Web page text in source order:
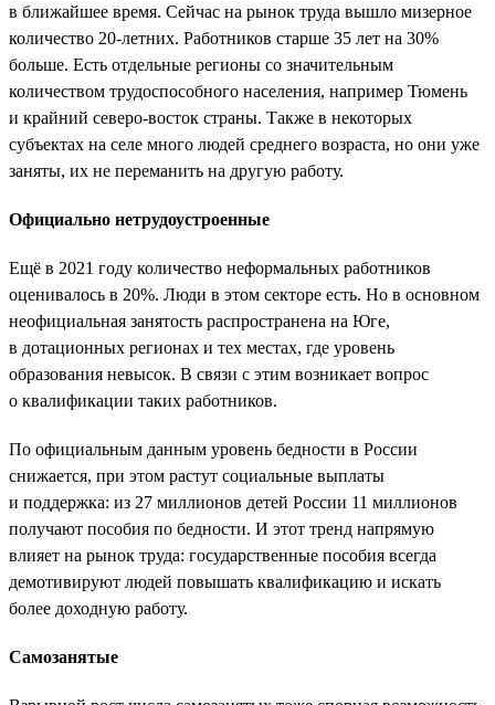
в ближайшее время. Сейчас на рынок труда вышло мизерное
количество 20-летних. Работников старше 35 лет на 30%
больше. Есть отдельные регионы со значительным
количеством трудоспособного населения, например Тюмень
и крайний северо-восток страны. Также в некоторых
субъектах на селе много людей среднего возраста, но они уже
заняты, их не переманить на другую работу.
Официально нетрудоустроенные
Ещё в 2021 году количество неформальных работников
оценивалось в 20%. Люди в этом секторе есть. Но в основном
неофициальная занятость распространена на Юге,
в дотационных регионах и тех местах, где уровень
образования невысок. В связи с этим возникает вопрос
о квалификации таких работников.
По официальным данным уровень бедности в России
снижается, при этом растут социальные выплаты
и поддержка: из 27 миллионов детей России 11 миллионов
получают пособия по бедности. И этот тренд напрямую
влияет на рынок труда: государственные пособия всегда
демотивируют людей повышать квалификацию и искать
более доходную работу.
Самозанятые